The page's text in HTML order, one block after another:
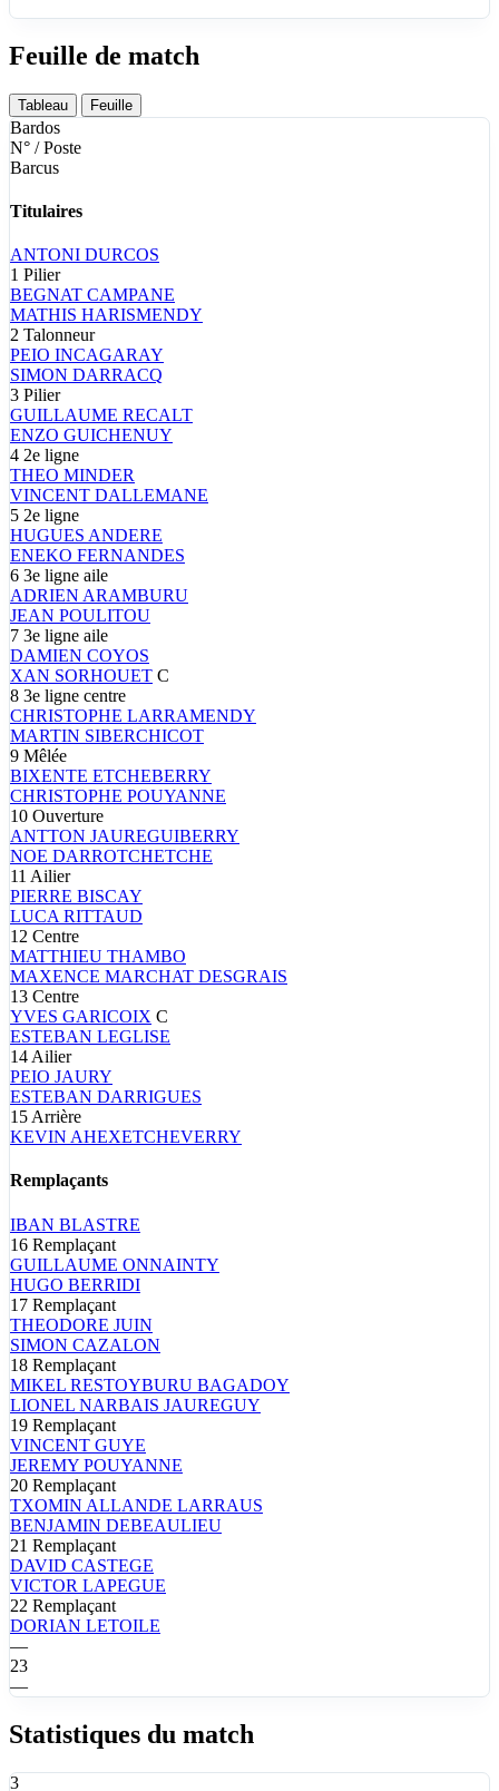
Feuille de match
Tableau Feuille
Bardos
N° / Poste
Barcus
Titulaires
ANTONI DURCOS
1 Pilier
BEGNAT CAMPANE
MATHIS HARISMENDY
2 Talonneur
PEIO INCAGARAY
SIMON DARRACQ
3 Pilier
GUILLAUME RECALT
ENZO GUICHENUY
4 2e ligne
THEO MINDER
VINCENT DALLEMANE
5 2e ligne
HUGUES ANDERE
ENEKO FERNANDES
6 3e ligne aile
ADRIEN ARAMBURU
JEAN POULITOU
7 3e ligne aile
DAMIEN COYOS
XAN SORHOUET C
8 3e ligne centre
CHRISTOPHE LARRAMENDY
MARTIN SIBERCHICOT
9 Mêlée
BIXENTE ETCHEBERRY
CHRISTOPHE POUYANNE
10 Ouverture
ANTTON JAUREGUIBERRY
NOE DARROTCHETCHE
11 Ailier
PIERRE BISCAY
LUCA RITTAUD
12 Centre
MATTHIEU THAMBO
MAXENCE MARCHAT DESGRAIS
13 Centre
YVES GARICOIX C
ESTEBAN LEGLISE
14 Ailier
PEIO JAURY
ESTEBAN DARRIGUES
15 Arrière
KEVIN AHEXETCHEVERRY
Remplaçants
IBAN BLASTRE
16 Remplaçant
GUILLAUME ONNAINTY
HUGO BERRIDI
17 Remplaçant
THEODORE JUIN
SIMON CAZALON
18 Remplaçant
MIKEL RESTOYBURU BAGADOY
LIONEL NARBAIS JAUREGUY
19 Remplaçant
VINCENT GUYE
JEREMY POUYANNE
20 Remplaçant
TXOMIN ALLANDE LARRAUS
BENJAMIN DEBEAULIEU
21 Remplaçant
DAVID CASTEGE
VICTOR LAPEGUE
22 Remplaçant
DORIAN LETOILE
—
23
—
Statistiques du match
3